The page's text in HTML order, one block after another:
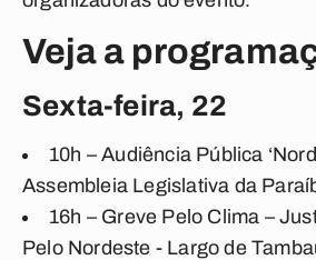
Veja a
Sexta-feira, 22
10h – Audiência Pública
Assembleia Legislativa da
16h – Greve Pelo Clima –
Pelo Nordeste - Largo de